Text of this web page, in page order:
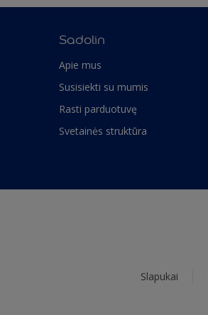
Sadolin
Apie mus
Susisiekti su mumis
Rasti parduotuvę
Svetainės struktūra
Slapukai